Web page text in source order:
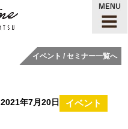
イベント / セミナー一覧へ
イベント
2021年7月20日